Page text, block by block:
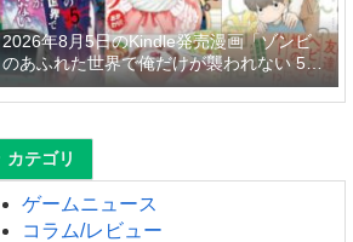
2026年8月5日のKindle発売漫画「ゾンビ
のあふれた世界で俺だけが襲われない 5
巻」「人質生活から始めるスローライフ
おかわり！ 1巻」「佐橋くんのあやかし日
カテゴリ
ゲームニュース
コラム/レビュー